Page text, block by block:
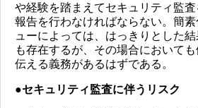
や経験を踏まえてセキュリティ監
報告を行わなければならない。簡
ューによっては、はっきりとした
も存在するが、その場合において
伝える義務があるはずである。
●セキュリティ監査に伴うリスク